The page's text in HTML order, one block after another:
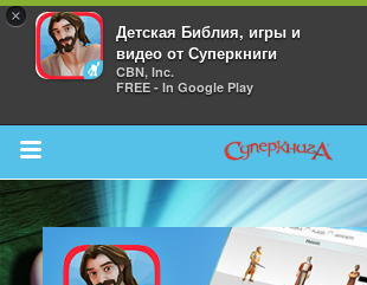
×
Детская Библия, игры и
видео от Суперкниги
CBN, Inc.
FREE - In Google Play
Return to Content